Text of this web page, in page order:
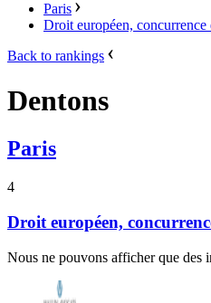
Paris
Droit européen,
Back to rankings
Dentons
Paris
4
Droit européen,
Nous ne pouvons afficher que des